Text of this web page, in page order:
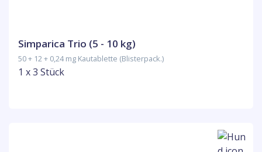
Simparica Trio (5 - 10 kg)
50 + 12 + 0,24 mg Kautablette (Blisterpack.)
1 x 3 Stück